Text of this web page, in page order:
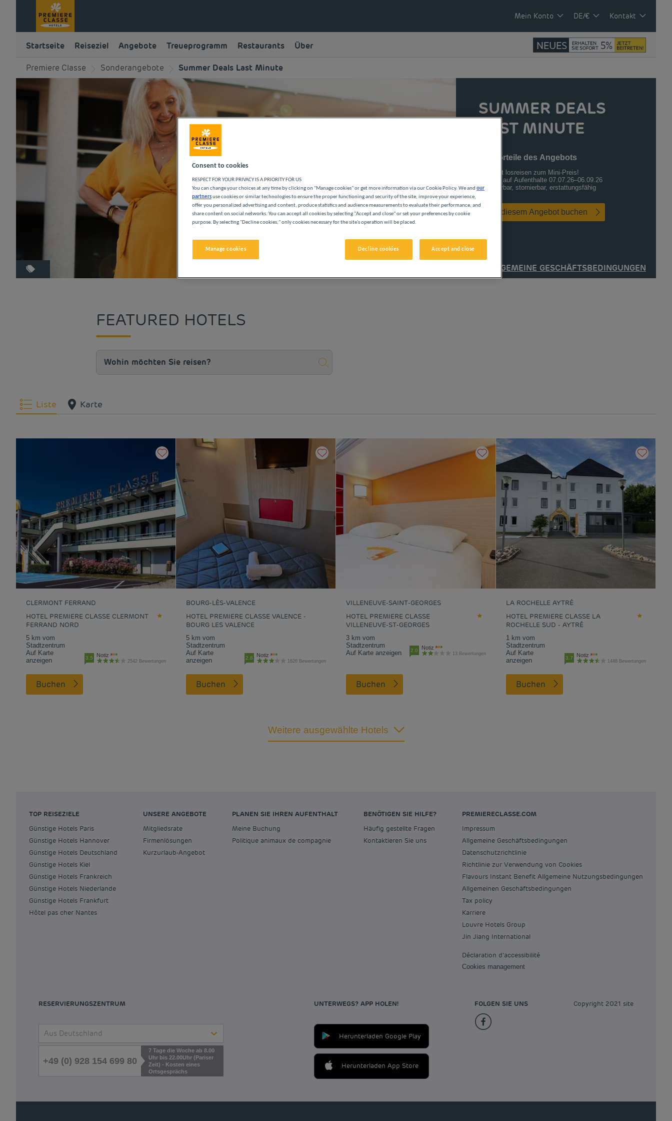
Mein Konto DE/€ Kontakt
Startseite Reiseziel Angebote Treueprogramm Restaurants Über
Premiere Classe Sonderangebote Summer Deals Last Minute
SUMMER DEALS
LAST MINUTE
Die Vorteile des Angebots
Sofort losreisen zum Mini-Preis!
-15% auf Aufenthalte 07.07.26–06.09.26
Änderbar, stornierbar, erstattungsfähig
Mit diesem Angebot buchen
SIEHE ALLGEMEINE GESCHÄFTSBEDINGUNGEN
FEATURED HOTELS
Liste Karte
CLERMONT FERRAND
HOTEL PREMIERE CLASSE CLERMONT
FERRAND NORD
5 km vom
Stadtzentrum
Auf Karte
anzeigen
3.5 Notiz
2542 Bewertungen
Buchen
BOURG-LÈS-VALENCE
HOTEL PREMIERE CLASSE VALENCE -
BOURG LES VALENCE
5 km vom
Stadtzentrum
Auf Karte
anzeigen
2.8 Notiz
1626 Bewertungen
Buchen
VILLENEUVE-SAINT-GEORGES
HOTEL PREMIERE CLASSE
VILLENEUVE-ST-GEORGES
3 km vom
Stadtzentrum
Auf Karte anzeigen
2.0 Notiz
13 Bewertungen
Buchen
LA ROCHELLE AYTRÉ
HOTEL PREMIERE CLASSE LA
ROCHELLE SUD - AYTRÉ
1 km vom
Stadtzentrum
Auf Karte
anzeigen
3.7 Notiz
1448 Bewertungen
Buchen
Weitere ausgewählte Hotels
TOP REISEZIELE
Günstige Hotels Paris
Günstige Hotels Hannover
Günstige Hotels Deutschland
Günstige Hotels Kiel
Günstige Hotels Frankreich
Günstige Hotels Niederlande
Günstige Hotels Frankfurt
Hôtel pas cher Nantes
UNSERE ANGEBOTE
Mitgliedsrate
Firmenlösungen
Kurzurlaub-Angebot
PLANEN SIE IHREN AUFENTHALT
Meine Buchung
Politique animaux de compagnie
BENÖTIGEN SIE HILFE?
Häufig gestellte Fragen
Kontaktieren Sie uns
PREMIERECLASSE.COM
Impressum
Allgemeine Geschäftsbedingungen
Datenschutzrichtlinie
Richtlinie zur Verwendung von Cookies
Flavours Instant Benefit Allgemeine Nutzungsbedingungen
Allgemeinen Geschäftsbedingungen
Tax policy
Karriere
Louvre Hotels Group
Jin Jiang International
Déclaration d'accessibilité
Cookies management
RESERVIERUNGSZENTRUM
Aus Deutschland
+49 (0) 928 154 699 80
7 Tage die Woche ab 8.00
Uhr bis 22.00Uhr (Pariser
Zeit) - Kosten eines
Ortsgesprächs
UNTERWEGS? APP HOLEN!
Herunterladen Google Play
Herunterladen App Store
FOLGEN SIE UNS Copyright 2021 site
Consent to cookies
RESPECT FOR YOUR PRIVACY IS A PRIORITY FOR US
You can change your choices at any time by clicking on "Manage cookies" or get more information via our Cookie Policy. We and our
partnersuse cookies or similar technologies to ensure the proper functioning and security of the site, improve your experience,
offer you personalized advertising and content, produce statistics and audience measurements to evaluate their performance, and
share content on social networks. You can accept all cookies by selecting "Accept and close" or set your preferences by cookie
purpose. By selecting "Decline cookies," only cookies necessary for the site's operation will be placed.
Manage cookies Decline cookies Accept and close